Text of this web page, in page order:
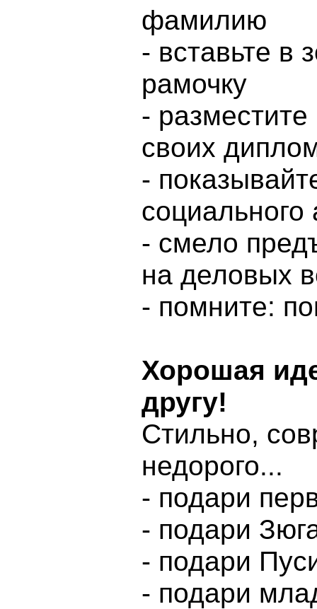
фамилию
- вставьте в
рамочку
-
своих
-
- смело
на деловых
- помните:
Хорошая
другу!
Стильно,
недорого...
- подари
- подари
- подари
- подари